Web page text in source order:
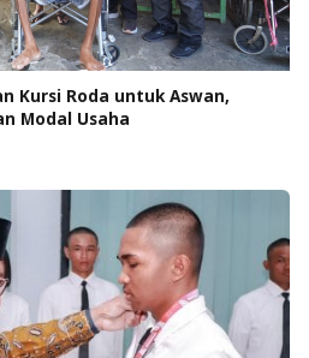
Kursi Roda untuk Aswan,
Modal Usaha